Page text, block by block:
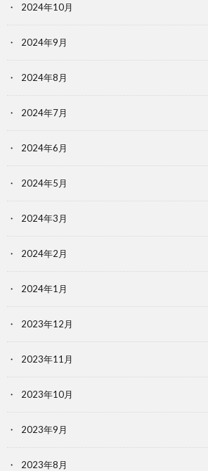
2024年10月
2024年9月
2024年8月
2024年7月
2024年6月
2024年5月
2024年3月
2024年2月
2024年1月
2023年12月
2023年11月
2023年10月
2023年9月
2023年8月